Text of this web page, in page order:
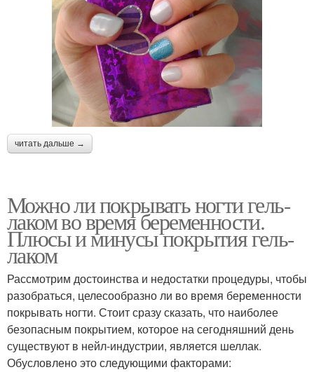
читать дальше →
Можно ли покрывать ногти гель-
лаком во время беременности.
Плюсы и минусы покрытия гель-
лаком
Рассмотрим достоинства и недостатки процедуры, чтобы
разобраться, целесообразно ли во время беременности
покрывать ногти. Стоит сразу сказать, что наиболее
безопасным покрытием, которое на сегодняшний день
существуют в нейл-индустрии, является шеллак.
Обусловлено это следующими факторами: